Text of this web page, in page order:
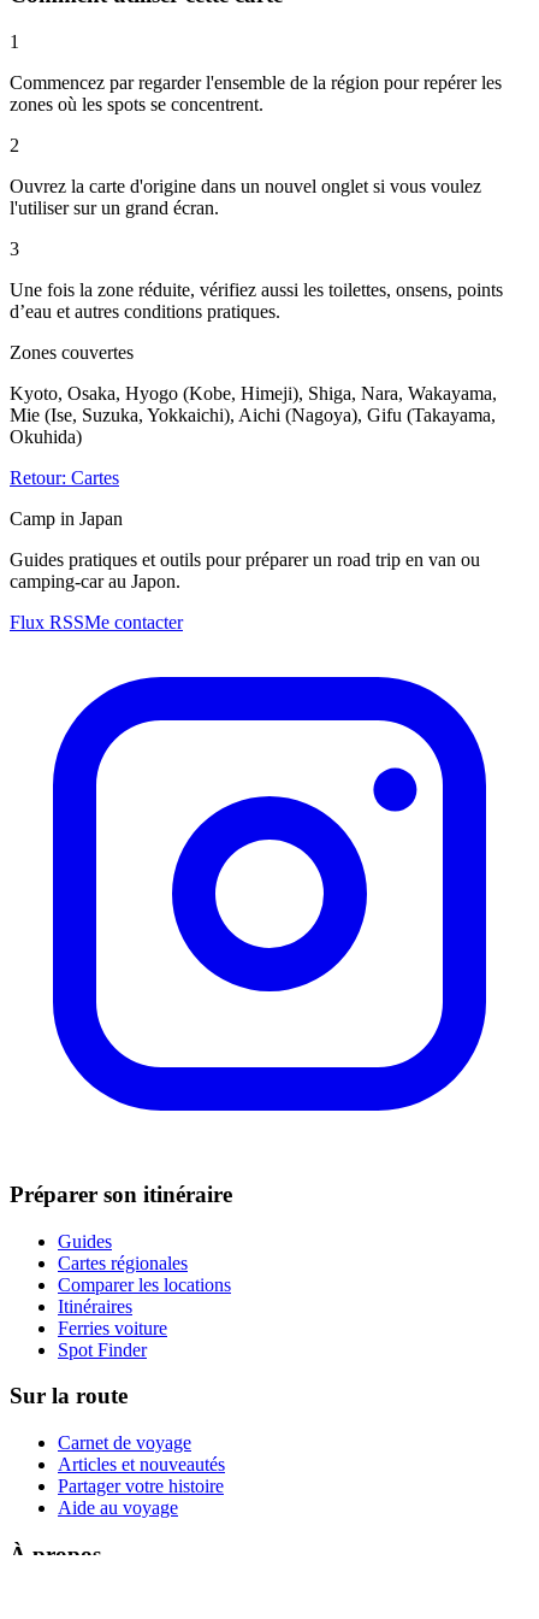
1
Commencez par regarder l'ensemble de la région pour repérer les
zones où les spots se concentrent.
2
Ouvrez la carte d'origine dans un nouvel onglet si vous voulez
l'utiliser sur un grand écran.
3
Une fois la zone réduite, vérifiez aussi les toilettes, onsens, points
d’eau et autres conditions pratiques.
Zones couvertes
Kyoto, Osaka, Hyogo (Kobe, Himeji), Shiga, Nara, Wakayama,
Mie (Ise, Suzuka, Yokkaichi), Aichi (Nagoya), Gifu (Takayama,
Okuhida)
Retour: Cartes
Camp in Japan
Guides pratiques et outils pour préparer un road trip en van ou
camping-car au Japon.
Flux RSSMe contacter
Préparer son itinéraire
Guides
Cartes régionales
Comparer les locations
Itinéraires
Ferries voiture
Spot Finder
Sur la route
Carnet de voyage
Articles et nouveautés
Partager votre histoire
Aide au voyage
À propos